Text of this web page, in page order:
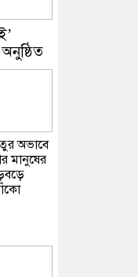
অভাবে
মানুষের